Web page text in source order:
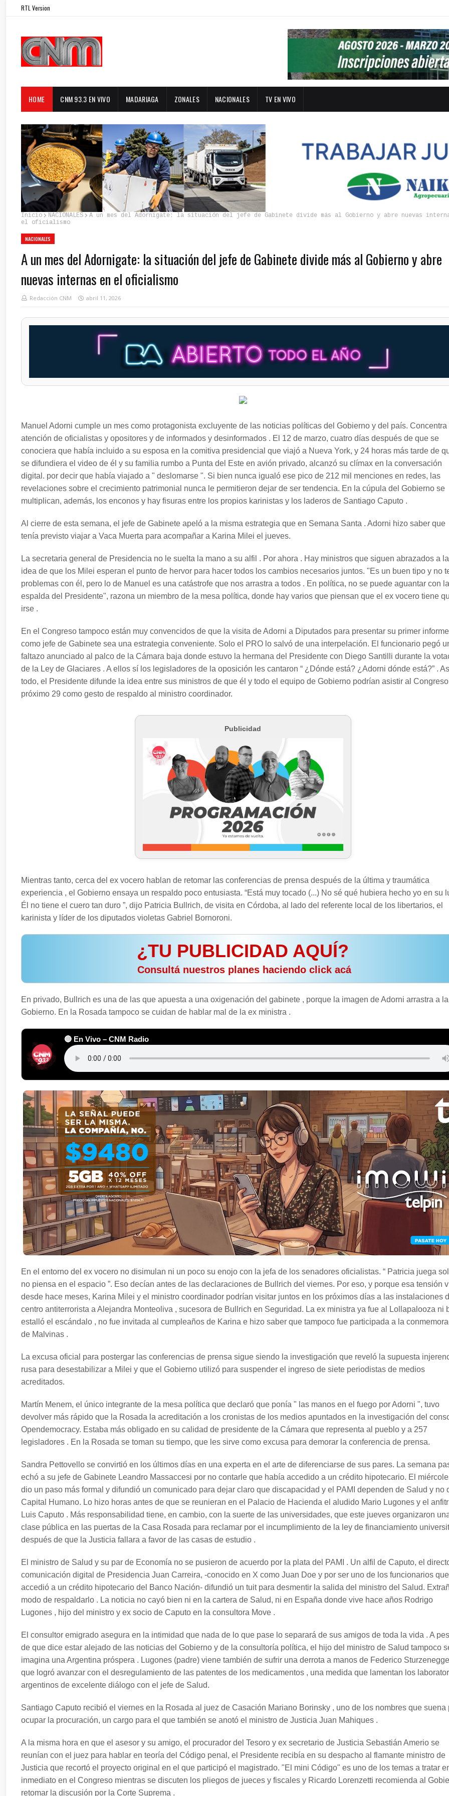
RTL Version
HOME CNM 93.3 EN VIVO MADARIAGA ZONALES NACIONALES TV EN VIVO
Inicio NACIONALES
A un mes del Adornigate: la situación del jefe de Gabinete divide más al Gobierno y abre nuevas
el oficialismo
NACIONALES
A un mes del Adornigate: la situación del jefe de Gabinete divide más al Gobierno y abre
nuevas internas en el oficialismo
Redacción CNM abril 11, 2026
Manuel Adorni cumple un mes como protagonista excluyente de las noticias políticas del Gobierno y del país. Concentra
atención de oficialistas y opositores y de informados y desinformados . El 12 de marzo, cuatro días después de que se
conociera que había incluido a su esposa en la comitiva presidencial que viajó a Nueva York, y 24 horas más tarde de
se difundiera el video de él y su familia rumbo a Punta del Este en avión privado, alcanzó su clímax en la conversación
digital. por decir que había viajado a " deslomarse ". Si bien nunca igualó ese pico de 212 mil menciones en redes, las
revelaciones sobre el crecimiento patrimonial nunca le permitieron dejar de ser tendencia. En la cúpula del Gobierno se
multiplican, además, los enconos y hay fisuras entre los propios karinistas y los laderos de Santiago Caputo .
Al cierre de esta semana, el jefe de Gabinete apeló a la misma estrategia que en Semana Santa . Adorni hizo saber que
tenía previsto viajar a Vaca Muerta para acompañar a Karina Milei el jueves.
La secretaria general de Presidencia no le suelta la mano a su alfil . Por ahora . Hay ministros que siguen abrazados a la
idea de que los Milei esperan el punto de hervor para hacer todos los cambios necesarios juntos. "Es un buen tipo y no
problemas con él, pero lo de Manuel es una catástrofe que nos arrastra a todos . En política, no se puede aguantar con la
espalda del Presidente", razona un miembro de la mesa política, donde hay varios que piensan que el ex vocero tiene
irse .
En el Congreso tampoco están muy convencidos de que la visita de Adorni a Diputados para presentar su primer informe
como jefe de Gabinete sea una estrategia conveniente. Solo el PRO lo salvó de una interpelación. El funcionario pegó
faltazo anunciado al palco de la Cámara baja donde estuvo la hermana del Presidente con Diego Santilli durante la
de la Ley de Glaciares . A ellos sí los legisladores de la oposición les cantaron “ ¿Dónde está? ¿Adorni dónde está?” .
todo, el Presidente difunde la idea entre sus ministros de que él y todo el equipo de Gobierno podrían asistir al
próximo 29 como gesto de respaldo al ministro coordinador.
Publicidad
Mientras tanto, cerca del ex vocero hablan de retomar las conferencias de prensa después de la última y traumática
experiencia , el Gobierno ensaya un respaldo poco entusiasta. “Está muy tocado (...) No sé qué hubiera hecho yo en su
Él no tiene el cuero tan duro ”, dijo Patricia Bullrich, de visita en Córdoba, al lado del referente local de los libertarios, el
karinista y líder de los diputados violetas Gabriel Bornoroni.
¿TU PUBLICIDAD AQUÍ?
️ Consultá nuestros planes haciendo click acá
En privado, Bullrich es una de las que apuesta a una oxigenación del gabinete , porque la imagen de Adorni arrastra a
Gobierno. En la Rosada tampoco se cuidan de hablar mal de la ex ministra .
🔴 En Vivo – CNM Radio
En el entorno del ex vocero no disimulan ni un poco su enojo con la jefa de los senadores oficialistas. “ Patricia juega
no piensa en el espacio ”. Eso decían antes de las declaraciones de Bullrich del viernes. Por eso, y porque esa tensión
desde hace meses, Karina Milei y el ministro coordinador podrían visitar juntos en los próximos días a las instalaciones
centro antiterrorista a Alejandra Monteoliva , sucesora de Bullrich en Seguridad. La ex ministra ya fue al Lollapalooza ni
estalló el escándalo , no fue invitada al cumpleaños de Karina e hizo saber que tampoco fue participada a la
de Malvinas .
La excusa oficial para postergar las conferencias de prensa sigue siendo la investigación que reveló la supuesta
rusa para desestabilizar a Milei y que el Gobierno utilizó para suspender el ingreso de siete periodistas de medios
acreditados.
Martín Menem, el único integrante de la mesa política que declaró que ponía " las manos en el fuego por Adorni ", tuvo
devolver más rápido que la Rosada la acreditación a los cronistas de los medios apuntados en la investigación del
Opendemocracy. Estaba más obligado en su calidad de presidente de la Cámara que representa al pueblo y a 257
legisladores . En la Rosada se toman su tiempo, que les sirve como excusa para demorar la conferencia de prensa.
Sandra Pettovello se convirtió en los últimos días en una experta en el arte de diferenciarse de sus pares. La semana
echó a su jefe de Gabinete Leandro Massaccesi por no contarle que había accedido a un crédito hipotecario. El
dio un paso más formal y difundió un comunicado para dejar claro que discapacidad y el PAMI dependen de Salud y no
Capital Humano. Lo hizo horas antes de que se reunieran en el Palacio de Hacienda el aludido Mario Lugones y el
Luis Caputo . Más responsabilidad tiene, en cambio, con la suerte de las universidades, que este jueves organizaron
clase pública en las puertas de la Casa Rosada para reclamar por el incumplimiento de la ley de financiamiento
después de que la Justicia fallara a favor de las casas de estudio .
El ministro de Salud y su par de Economía no se pusieron de acuerdo por la plata del PAMI . Un alfil de Caputo, el
comunicación digital de Presidencia Juan Carreira, -conocido en X como Juan Doe y por ser uno de los funcionarios que
accedió a un crédito hipotecario del Banco Nación- difundió un tuit para desmentir la salida del ministro del Salud.
modo de respaldarlo . La noticia no cayó bien ni en la cartera de Salud, ni en España donde vive hace años Rodrigo
Lugones , hijo del ministro y ex socio de Caputo en la consultora Move .
El consultor emigrado asegura en la intimidad que nada de lo que pase lo separará de sus amigos de toda la vida . A
de que dice estar alejado de las noticias del Gobierno y de la consultoría política, el hijo del ministro de Salud tampoco
imagina una Argentina próspera . Lugones (padre) viene también de sufrir una derrota a manos de Federico
que logró avanzar con el desregulamiento de las patentes de los medicamentos , una medida que lamentan los
argentinos de excelente diálogo con el jefe de Salud.
Santiago Caputo recibió el viernes en la Rosada al juez de Casación Mariano Borinsky , uno de los nombres que suena
ocupar la procuración, un cargo para el que también se anotó el ministro de Justicia Juan Mahiques .
A la misma hora en que el asesor y su amigo, el procurador del Tesoro y ex secretario de Justicia Sebastián Amerio se
reunían con el juez para hablar en teoría del Código penal, el Presidente recibía en su despacho al flamante ministro de
Justicia que recortó el proyecto original en el que participó el magistrado. "El mini Código" es uno de los temas a tratar
inmediato en el Congreso mientras se discuten los pliegos de jueces y fiscales y Ricardo Lorenzetti recomienda al
retomar la discusión por la Corte Suprema .